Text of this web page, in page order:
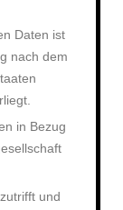
Daten ist
nach dem
in Bezug
und